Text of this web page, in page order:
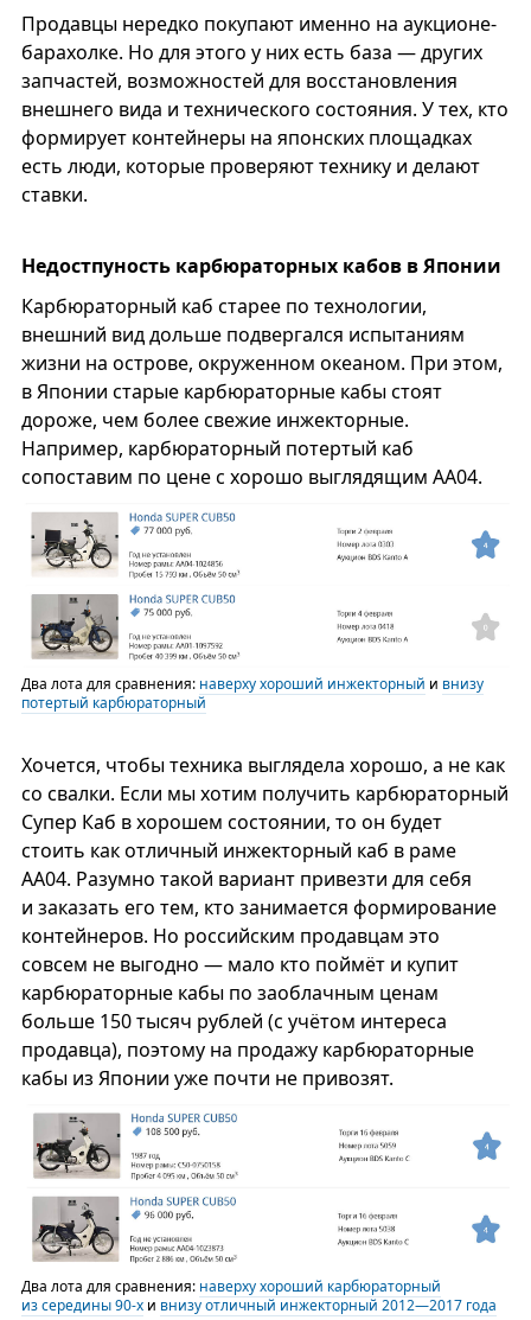
Продавцы нередко покупают именно на аукционе-
барахолке. Но для этого у них есть база — других
запчастей, возможностей для восстановления
внешнего вида и технического состояния. У тех, кто
формирует контейнеры на японских площадках
есть люди, которые проверяют технику и делают
ставки.
Недостпуность карбюраторных кабов в Японии
Карбюраторный каб старее по технологии,
внешний вид дольше подвергался испытаниям
жизни на острове, окруженном океаном. При этом,
в Японии старые карбюраторные кабы стоят
дороже, чем более свежие инжекторные.
Например, карбюраторный потертый каб
сопоставим по цене с хорошо выглядящим AA04.
Два лота для сравнения: наверху хороший инжекторный и внизу
потертый карбюраторный
Хочется, чтобы техника выглядела хорошо, а не как
со свалки. Если мы хотим получить карбюраторный
Супер Каб в хорошем состоянии, то он будет
стоить как отличный инжекторный каб в раме
АА04. Разумно такой вариант привезти для себя
и заказать его тем, кто занимается формирование
контейнеров. Но российским продавцам это
совсем не выгодно — мало кто поймёт и купит
карбюраторные кабы по заоблачным ценам
больше 150 тысяч рублей (с учётом интереса
продавца), поэтому на продажу карбюраторные
кабы из Японии уже почти не привозят.
Два лота для сравнения: наверху хороший карбюраторный
из середины 90-хи внизу отличный инжекторный 2012—2017 года